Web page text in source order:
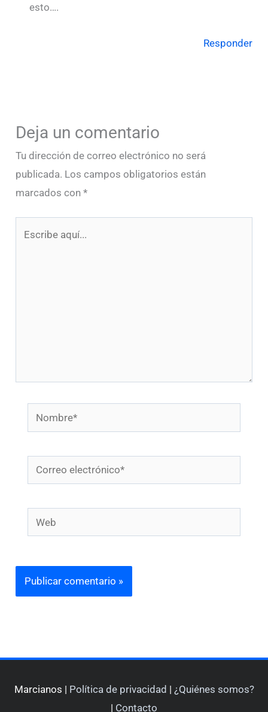
esto….
Responder
Deja un comentario
Tu dirección de correo electrónico no será
publicada. Los campos obligatorios están
marcados con*
Nombre*
Correo
electrónico*
Web
Marcianos | Política de privacidad | ¿Quiénes somos?
| Contacto